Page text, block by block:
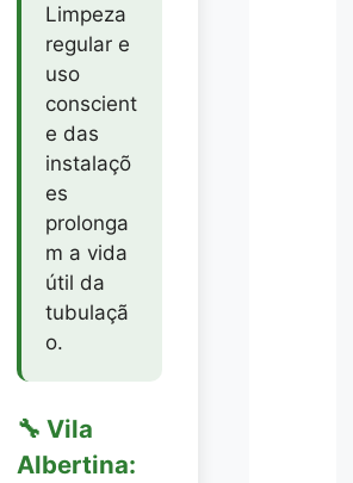
Limpeza
regular e
uso
conscient
e das
instalaçõ
es
prolonga
m a vida
útil da
tubulaçã
o.
🔧 Vila
Albertina: